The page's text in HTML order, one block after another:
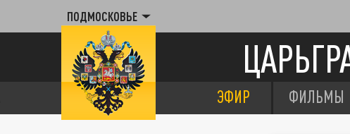
ПОДМОСКОВЬЕ
ЭФИР ФИЛЬМЫ